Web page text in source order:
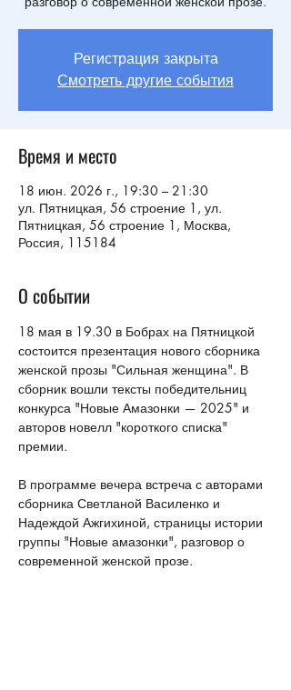
Регистрация закрыта
Смотреть другие события
Время и место
18 июн. 2026 г., 19:30 – 21:30
ул. Пятницкая, 56 строение 1, ул.
Пятницкая, 56 строение 1, Москва,
Россия, 115184
О событии
18 мая в 19.30 в Бобрах на Пятницкой
состоится презентация нового сборника
женской прозы "Сильная женщина". В
сборник вошли тексты победительниц
конкурса "Новые Амазонки — 2025" и
авторов новелл "короткого списка"
премии.
В программе вечера встреча с авторами
сборника Светланой Василенко и
Надеждой Ажгихиной, страницы истории
группы "Новые амазонки", разговор о
современной женской прозе.